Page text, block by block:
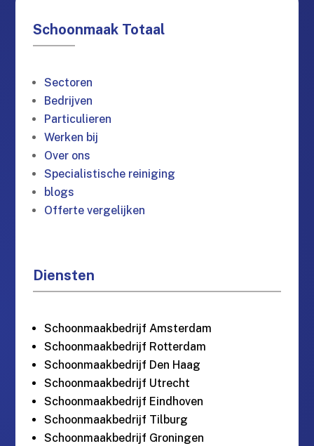
Schoonmaak Totaal
Sectoren
Bedrijven
Particulieren
Werken bij
Over ons
Specialistische reiniging
blogs
Offerte vergelijken
Diensten
Schoonmaakbedrijf Amsterdam
Schoonmaakbedrijf Rotterdam
Schoonmaakbedrijf Den Haag
Schoonmaakbedrijf Utrecht
Schoonmaakbedrijf Eindhoven
Schoonmaakbedrijf Tilburg
Schoonmaakbedrijf Groningen